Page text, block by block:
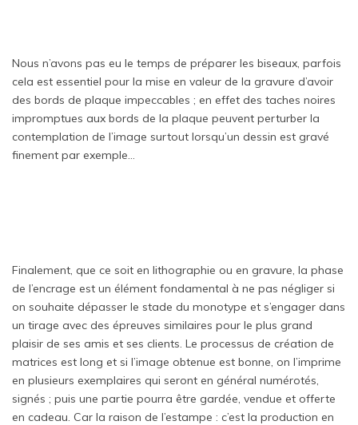
Nous n’avons pas eu le temps de préparer les biseaux, parfois
cela est essentiel pour la mise en valeur de la gravure d’avoir
des bords de plaque impeccables ; en effet des taches noires
impromptues aux bords de la plaque peuvent perturber la
contemplation de l’image surtout lorsqu’un dessin est gravé
finement par exemple…
Finalement, que ce soit en lithographie ou en gravure, la phase
de l’encrage est un élément fondamental à ne pas négliger si
on souhaite dépasser le stade du monotype et s’engager dans
un tirage avec des épreuves similaires pour le plus grand
plaisir de ses amis et ses clients. Le processus de création de
matrices est long et si l’image obtenue est bonne, on l’imprime
en plusieurs exemplaires qui seront en général numérotés,
signés ; puis une partie pourra être gardée, vendue et offerte
en cadeau. Car la raison de l’estampe : c’est la production en